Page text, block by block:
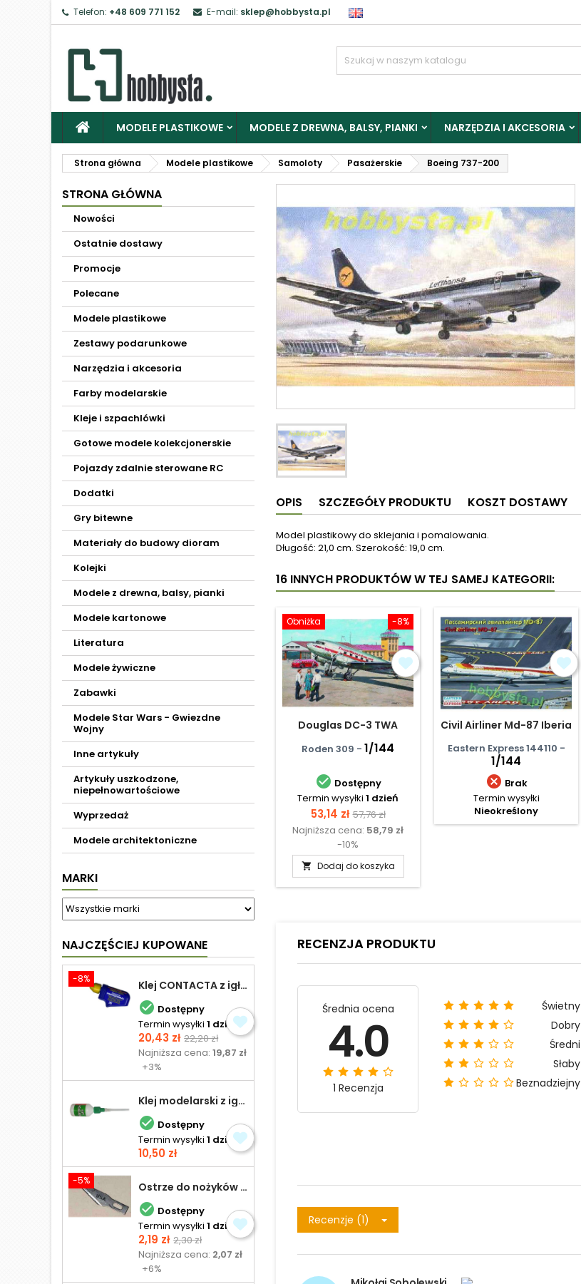
Telefon: +48 609 771 152 E-mail: sklep@hobbysta.pl
MODELE PLASTIKOWE MODELE Z DREWNA, BALSY, PIANKI NARZĘDZIA I AKCESORIA
Strona główna Modele plastikowe Samoloty Pasażerskie Boeing 737-200
STRONA GŁÓWNA
Nowości
Ostatnie dostawy
Promocje
Polecane
Modele plastikowe
Zestawy podarunkowe
Narzędzia i akcesoria
Farby modelarskie
Kleje i szpachlówki
Gotowe modele kolekcjonerskie
Pojazdy zdalnie sterowane RC
Dodatki
Gry bitewne
Materiały do budowy dioram
Kolejki
Modele z drewna, balsy, pianki
Modele kartonowe
Literatura
Modele żywiczne
Zabawki
Modele Star Wars - Gwiezdne
Wojny
Inne artykuły
Artykuły uszkodzone,
niepełnowartościowe
Wyprzedaż
Modele architektoniczne
MARKI
NAJCZĘŚCIEJ KUPOWANE
-8% Klej CONTACTA z igłą do plastiku 25,0 g
 Dostępny
Termin wysyłki 1 dzień
Cena
20,43 zł Cena
podstawowa
22,20 zł
Najniższa cena:19,87 zł
+3%
Klej modelarski z igłą 30 ml
 Dostępny
Termin wysyłki 1 dzień
Cena
10,50 zł
-5% Ostrze do nożyków Excel
 Dostępny
Termin wysyłki 1 dzień
Cena
2,19 zł Cena
podstawowa
2,30 zł
Najniższa cena: 2,07 zł
+6%
OPIS SZCZEGÓŁY PRODUKTU KOSZT DOSTAWY
Model plastikowy do sklejania i pomalowania.
Długość: 21,0 cm. Szerokość: 19,0 cm.
16 INNYCH PRODUKTÓW W TEJ SAMEJ KATEGORII:
-8%
Obniżka
Douglas DC-3 TWA
Roden 309 - 1/144
 Dostępny
Termin wysyłki 1 dzień
Cena
53,14 zł Cena
podstawowa
57,76 zł
Najniższa cena: 58,79 zł
-10%
 Dodaj do koszyka
Civil Airliner Md-87 Iberia
Eastern Express 144110 -
1/144
 Brak
Termin wysyłki
Nieokreślony
RECENZJA PRODUKTU
Średnia ocena
4.0
1 Recenzja
Świetny
Dobry
Średni
Słaby
Beznadziejny
Recenzje (1)